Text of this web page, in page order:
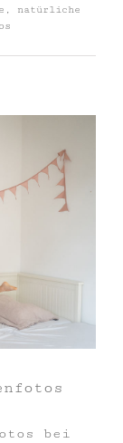
natürliche
bei